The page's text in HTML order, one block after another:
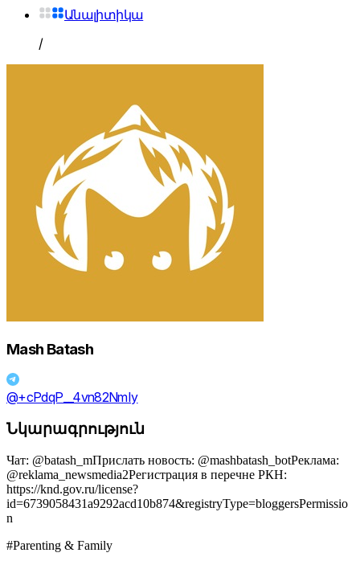
Անալիտիկա
/
Mash Batash
@+cPdqP__4vn82NmIy
Նկարագրություն
Чат: @batash_mПрислать новость: @mashbatash_botРеклама:
@reklama_newsmedia2Регистрация в перечне РКН:
https://knd.gov.ru/license?
id=6739058431a9292acd10b874&registryType=bloggersPermissio
n
#Parenting & Family